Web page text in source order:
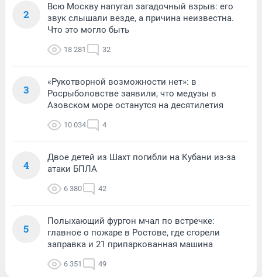
2
Всю Москву напугал загадочный взрыв: его
звук слышали везде, а причина неизвестна.
Что это могло быть
18 281 32
3
«Рукотворной возможности нет»: в
Росрыболовстве заявили, что медузы в
Азовском море останутся на десятилетия
10 034 4
4
Двое детей из Шахт погибли на Кубани из-за
атаки БПЛА
6 380 42
5
Полыхающий фургон мчал по встречке:
главное о пожаре в Ростове, где сгорели
заправка и 21 припаркованная машина
6 351 49